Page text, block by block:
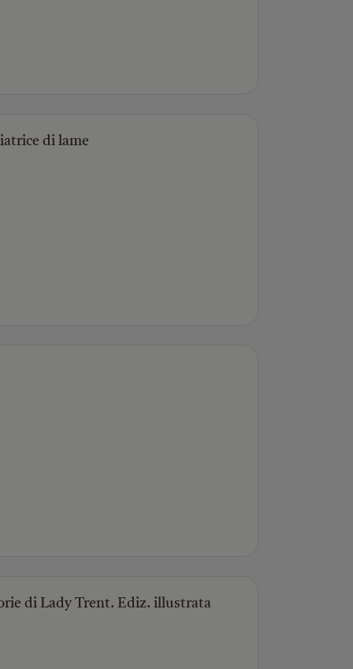
di lame
di Lady Trent. Ediz. illustrata